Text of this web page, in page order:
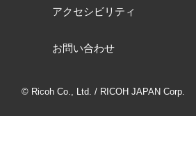
アクセシビリティ
お問い合わせ
© Ricoh Co., Ltd. / RICOH JAPAN Corp.